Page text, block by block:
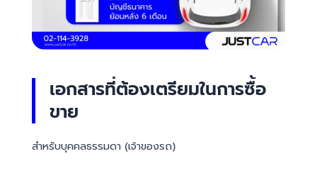
เอกสารที่ต้องเตรียมในการซื้อ
ขาย
สำหรับบุคคลธรรมดา (เจ้าของรถ)